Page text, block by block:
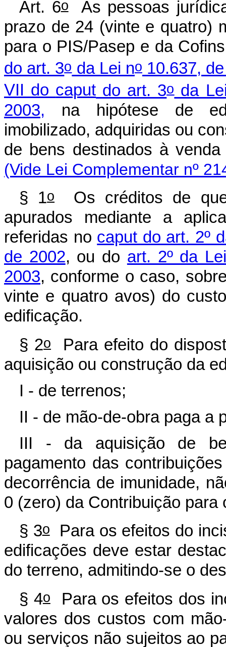
Art. 6oAs pessoas
prazo de 24 (vinte e quatro)
para o PIS/Pasep e da
do art. 3oda Lei no10.637,
VII do caput do art. 3oda
2003, na hipótese de
imobilizado, adquiridas ou
de bens destinados à
(Vide Lei Complementar nº
§ 1oOs créditos de
apurados mediante a
referidas no caput do art. 2º
de 2002, ou do art. 2º da
2003, conforme o caso,
vinte e quatro avos) do
edificação.
§ 2o
Para efeito do
aquisição ou construção da
I - de terrenos;
II - de mão-de-obra paga a
III - da aquisição de
pagamento das
decorrência de imunidade,
0 (zero) da Contribuição
§ 3oPara os efeitos do
edificações deve estar
do terreno, admitindo-se o
§ 4oPara os efeitos dos
valores dos custos com
ou serviços não sujeitos ao